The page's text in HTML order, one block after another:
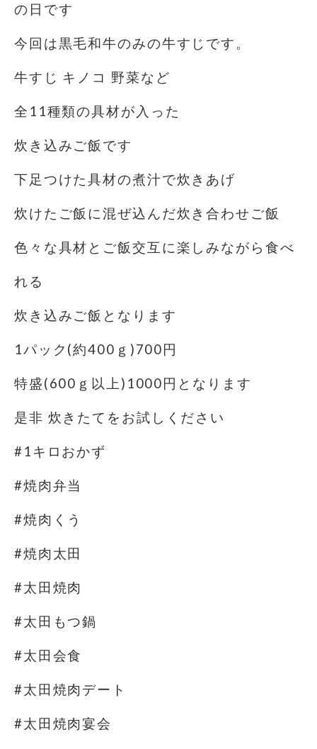
の日です
今回は黒毛和牛のみの牛すじです。
牛すじ キノコ 野菜など
全11種類の具材が入った
炊き込みご飯です
下足つけた具材の煮汁で炊きあげ️
炊けたご飯に混ぜ込んだ炊き合わせご飯
色々な具材とご飯交互に楽しみながら食べ
れる
炊き込みご飯となります
1パック(約400ｇ)700円
特盛(600ｇ以上)1000円となります
是非 炊きたてをお試しください
#1キロおかず
#焼肉弁当
#焼肉くう
#焼肉太田
#太田焼肉
#太田もつ鍋
#太田会食
#太田焼肉デート
#太田焼肉宴会